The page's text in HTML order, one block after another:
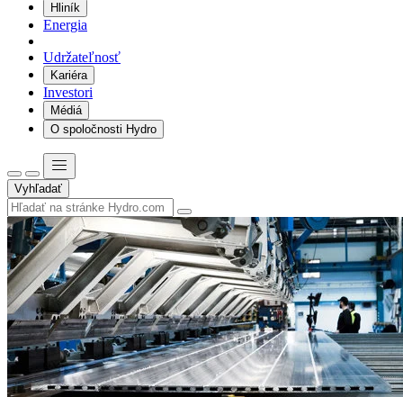
Hliník
Energia
Udržateľnosť
Kariéra
Investori
Médiá
O spoločnosti Hydro
Vyhľadať